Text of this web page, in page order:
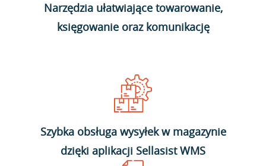
Narzędzia ułatwiające towarowanie,
księgowanie oraz komunikację
Szybka obsługa wysyłek w magazynie
dzięki aplikacji Sellasist WMS